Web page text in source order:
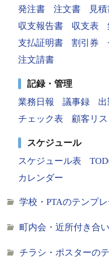
発注書
注文書 見
収支報告書
収支表
支払証明書
割引券
注文請書
記録・管理
業務日報
議事録
チェック表
顧客リス
スケジュール
スケジュール表
カレンダー
学校・PTAのテンプレ
町内会・近所付き合
チラシ・ポスターの